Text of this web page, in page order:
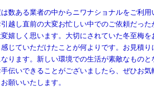
数ある業者の中からニワナショナルをご利
越し直前の大変お忙しい中でのご依頼だっ
嬉しく思います。大切にされていた冬至梅
じていただけたことが何よりです。お見積り
ります。新しい環境での生活が素敵なもの
伝いできることがございましたら、ぜひお
願いいたします。